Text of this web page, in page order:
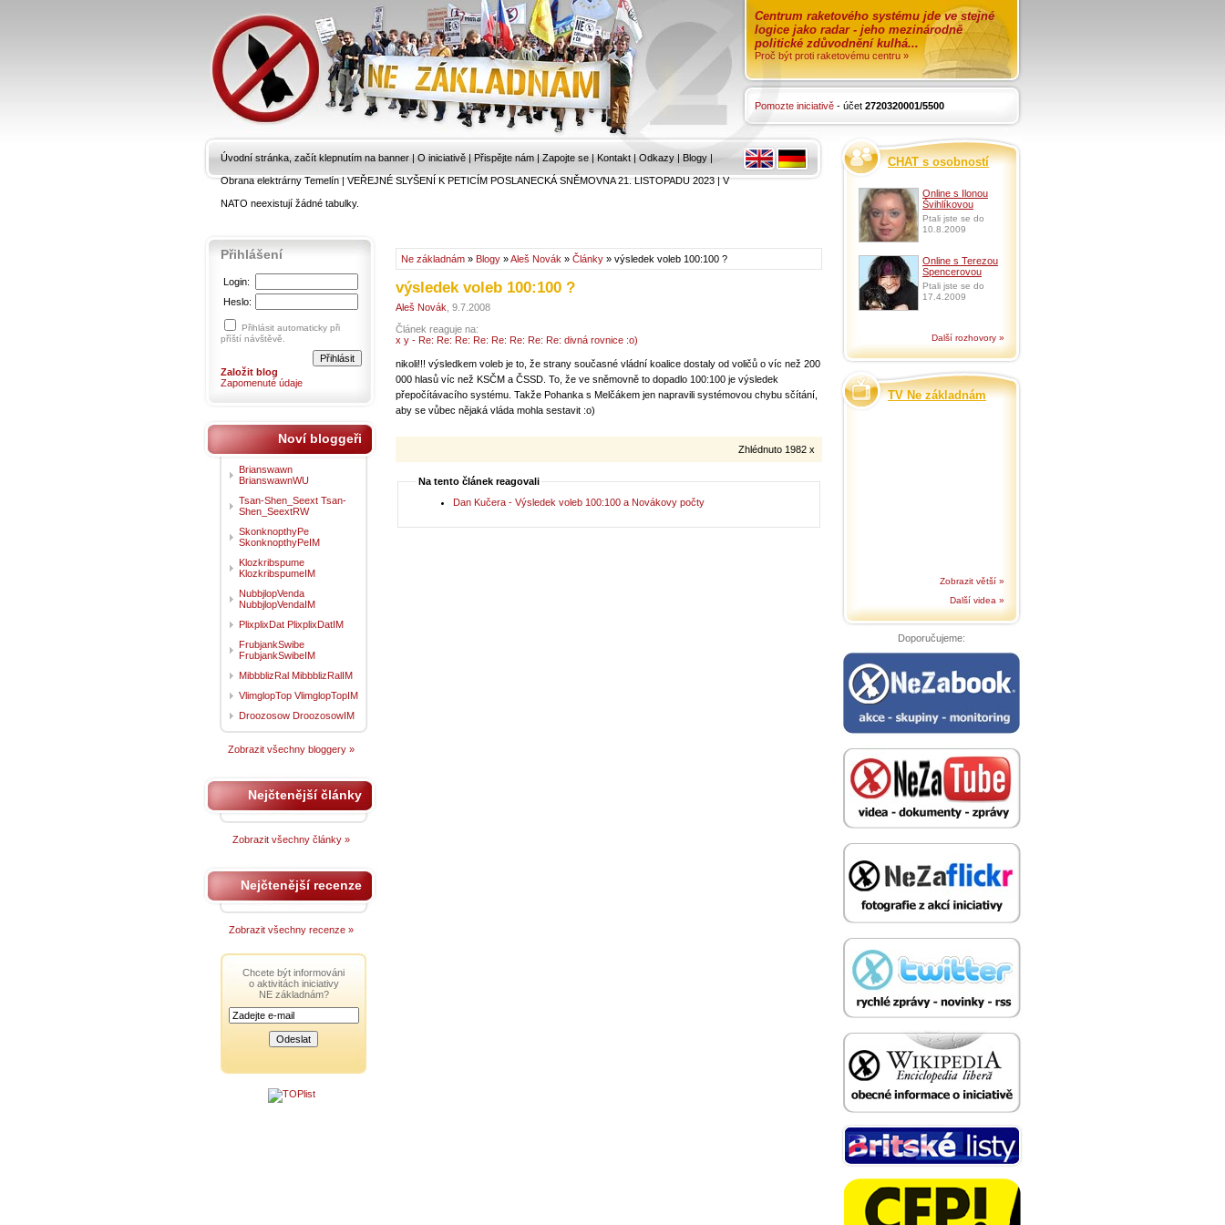
Centrum raketového systému jde ve stejné
logice jako radar - jeho mezinárodně
politické zdůvodnění kulhá...
Proč být proti raketovému centru »
Pomozte iniciativě - účet 2720320001/5500
Úvodní stránka, začít klepnutím na banner | O iniciativě | Přispějte nám | Zapojte se | Kontakt | Odkazy | Blogy |
Obrana elektrárny Temelín|VEŘEJNÉ SLYŠENÍ K PETICÍM POSLANECKÁ SNĚMOVNA 21. LISTOPADU 2023|V
NATO neexistují žádné tabulky.
Ne základnám » Blogy »Aleš Novák » Články » výsledek voleb 100:100 ?
výsledek voleb 100:100 ?
Aleš Novák , 9.7.2008
Článek reaguje na:
x y - Re: Re: Re: Re: Re: Re: Re: Re: divná rovnice :o)
nikoli!!! výsledkem voleb je to, že strany současné vládní koalice dostaly od voličů o víc než 200
000 hlasů víc než KSČM a ČSSD. To, že ve sněmovně to dopadlo 100:100 je výsledek
přepočítávacího systému. Takže Pohanka s Melčákem jen napravili systémovou chybu sčítání,
aby se vůbec nějaká vláda mohla sestavit :o)
Zhlédnuto 1982 x
Na tento článek reagovali
Dan Kučera - Výsledek voleb 100:100 a Novákovy počty
Přihlášení
Login:
Heslo:
Přihlásit automaticky při
příští návštěvě.
Založit blog
Zapomenuté údaje
Noví bloggeři
Brianswawn
BrianswawnWU
Tsan-Shen_Seext Tsan-
Shen_SeextRW
SkonknopthyPe
SkonknopthyPeIM
Klozkribspume
KlozkribspumeIM
NubbjlopVenda
NubbjlopVendaIM
PlixplixDat PlixplixDatIM
FrubjankSwibe
FrubjankSwibeIM
MibbblizRal MibbblizRalIM
VlimglopTop VlimglopTopIM
Droozosow DroozosowIM
Zobrazit všechny bloggery »
Nejčtenější články
Zobrazit všechny články »
Nejčtenější recenze
Zobrazit všechny recenze »
Chcete být informováni
o aktivitách iniciativy
NE základnám?
CHAT s osobností
Online s Ilonou
Švihlíkovou
Ptali jste se do
10.8.2009
Online s Terezou
Spencerovou
Ptali jste se do
17.4.2009
Další rozhovory »
TV Ne základnám
Zobrazit větší »
Další videa »
Doporučujeme: